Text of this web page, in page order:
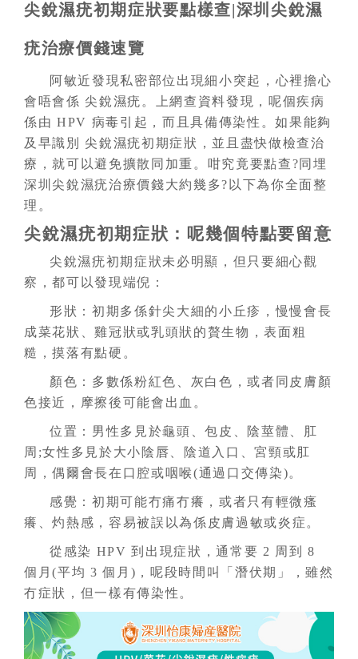
尖銳濕疣初期症狀要點樣查|深圳尖銳濕
疣治療價錢速覽
阿敏近發現私密部位出現細小突起，心裡擔心
會唔會係 尖銳濕疣。上網查資料發現，呢個疾病
係由 HPV 病毒引起，而且具備傳染性。如果能夠
及早識別 尖銳濕疣初期症狀，並且盡快做檢查治
療，就可以避免擴散同加重。咁究竟要點查?同埋
深圳尖銳濕疣治療價錢大約幾多?以下為你全面整
理。
尖銳濕疣初期症狀：呢幾個特點要留意
尖銳濕疣初期症狀未必明顯，但只要細心觀
察，都可以發現端倪：
形狀：初期多係針尖大細的小丘疹，慢慢會長
成菜花狀、雞冠狀或乳頭狀的贅生物，表面粗
糙，摸落有點硬。
顏色：多數係粉紅色、灰白色，或者同皮膚顏
色接近，摩擦後可能會出血。
位置：男性多見於龜頭、包皮、陰莖體、肛
周;女性多見於大小陰唇、陰道入口、宮頸或肛
周，偶爾會長在口腔或咽喉(通過口交傳染)。
感覺：初期可能冇痛冇癢，或者只有輕微瘙
癢、灼熱感，容易被誤以為係皮膚過敏或炎症。
從感染 HPV 到出現症狀，通常要 2 周到 8
個月(平均 3 個月)，呢段時間叫「潛伏期」，雖然
冇症狀，但一樣有傳染性。